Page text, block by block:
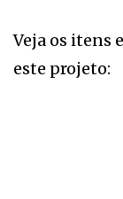
Veja os itens
este projeto: